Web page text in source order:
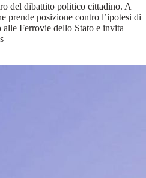
del dibattito politico cittadino. A
prende posizione contro l’ipotesi di
alle Ferrovie dello Stato e invita